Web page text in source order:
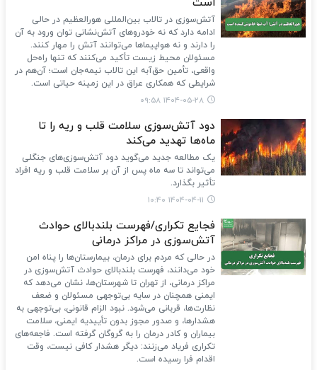
آتش‌سوزی در تالاب بین‌المللی هورالعظیم در حالی
ادامه دارد که نه خودروهای آتش‌نشانی توان ورود به آن
را دارند و نه هواپیماها می‌توانند آتش را مهار کنند.
مسئولان محیط زیست تأکید می‌کنند که تنها راه‌حل
واقعی، تأمین حق‌آبه این تالاب نیمه‌جان است؛ آن‌هم در
شرایطی که همکاری عراق در این زمینه حیاتی است.
۱۴۰۴-۰۵-۲۸ ۰۹:۵۸
دود آتش‌سوزی‌ سلامت قلب و ریه را تا
ماه‌ها تهدید می‌کند
یک مطالعه جدید می‌گوید دود آتش‌سوزی‌های جنگلی
می‌تواند تا سه ماه پس از آن بر سلامت قلب و ریه افراد
تأثیر بگذارد.
۱۴۰۴-۰۴-۱۱ ۱۰:۴۰
فجایع تکراری/فهرست بلندبالای حوادث
آتش‌سوزی در مراکز درمانی
در حالی‌ که مردم برای درمان، بیمارستان‌ها را پناه امن
خود می‌دانند، فهرست بلندبالای حوادث آتش‌سوزی در
مراکز درمانی، از تهران تا شهرستان‌ها، نشان می‌دهد که
ایمنی همچنان در سایه‌ بی‌توجهی مسئولان و ضعف
نظارت‌ها، قربانی می‌شود. نبود الزام قانونی، بی‌توجهی به
هشدارها، و صدور مجوز بدون تأییدیه ایمنی، سلامت
بیماران و کادر درمان را به گروگان گرفته است. فاجعه‌های
تکراری فریاد می‌زنند: دیگر هشدار کافی نیست، وقت
اقدام فرا رسیده است.